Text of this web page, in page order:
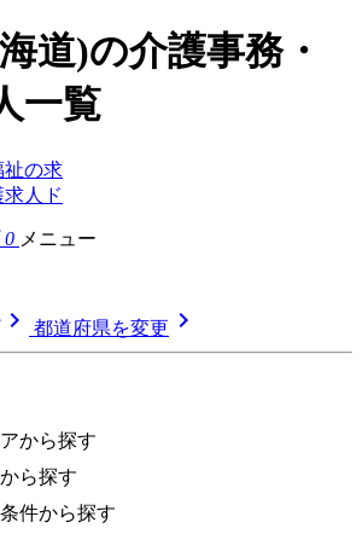
道)の介護事務・
一覧
0 メニュー
 都道府県を変更 
から探す
から探す
件から探す